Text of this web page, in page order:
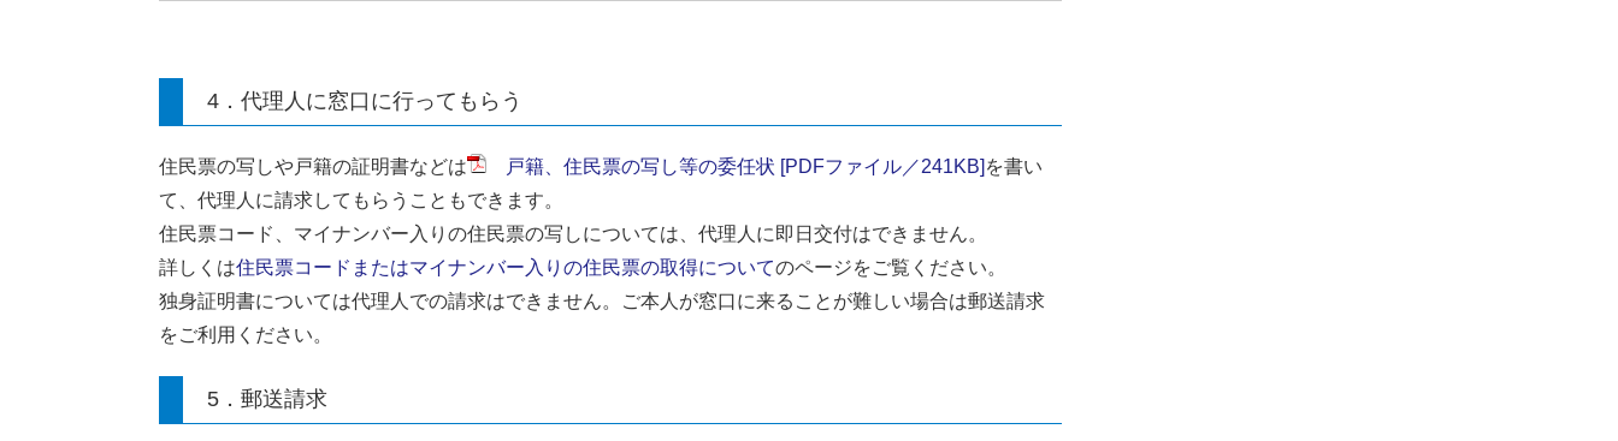
4．代理人に窓口に行ってもらう
住民票の写しや戸籍の証明書などは 戸籍、住民票の写し等の委任状 [PDFファイル／241KB] を書い
て、代理人に請求してもらうこともできます。
住民票コード、マイナンバー入りの住民票の写しについては、代理人に即日交付はできません。
詳しくは住民票コードまたはマイナンバー入りの住民票の取得についてのページをご覧ください。
独身証明書については代理人での請求はできません。ご本人が窓口に来ることが難しい場合は郵送請求
をご利用ください。
5．郵送請求